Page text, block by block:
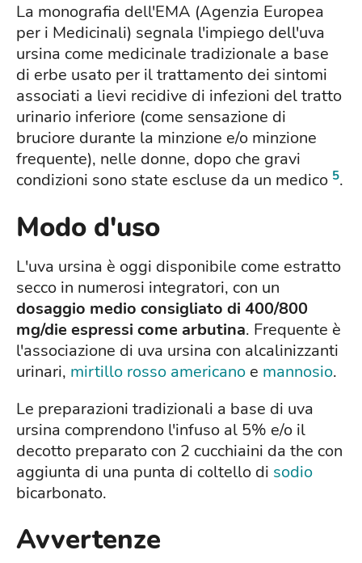
La monografia dell'EMA (Agenzia Europea
per i Medicinali) segnala l'impiego dell'uva
ursina come medicinale tradizionale a base
di erbe usato per il trattamento dei sintomi
associati a lievi recidive di infezioni del tratto
urinario inferiore (come sensazione di
bruciore durante la minzione e/o minzione
frequente), nelle donne, dopo che gravi
condizioni sono state escluse da un medico 5.
Modo d'uso
L'uva ursina è oggi disponibile come estratto
secco in numerosi integratori, con un
dosaggio medio consigliato di 400/800
mg/die espressi come arbutina. Frequente è
l'associazione di uva ursina con alcalinizzanti
urinari, mirtillo rosso americano e mannosio.
Le preparazioni tradizionali a base di uva
ursina comprendono l'infuso al 5% e/o il
decotto preparato con 2 cucchiaini da the con
aggiunta di una punta di coltello di sodio
bicarbonato.
Avvertenze